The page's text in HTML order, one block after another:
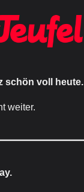
schön voll heute.
weiter.